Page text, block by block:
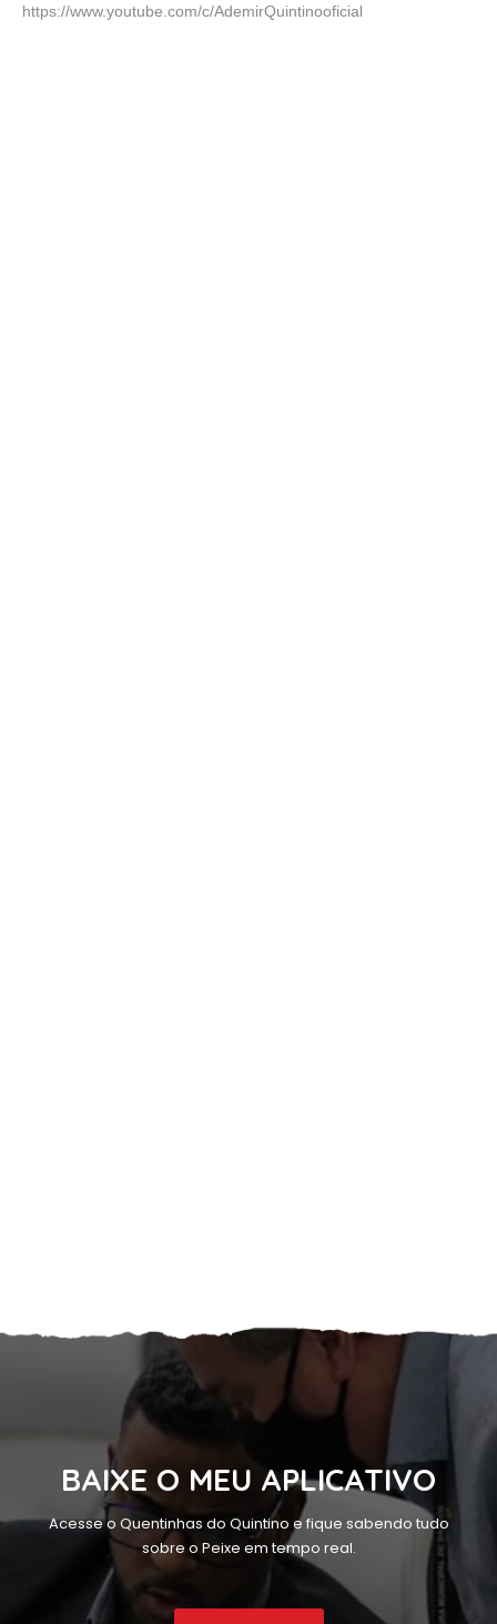
https://www.youtube.com/c/AdemirQuintinooficial
BAIXE O MEU APLICATIVO
Acesse o Quentinhas do Quintino e fique sabendo tudo
sobre o Peixe em tempo real.